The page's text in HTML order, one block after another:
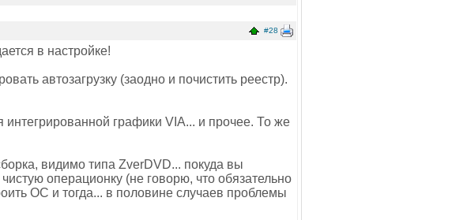
#28
в настройке!
автозагрузку (заодно и почистить реестр).
графики VIA... и прочее. То же
видимо типа ZverDVD... покуда вы
операционку (не говорю, что обязательно
ОС и тогда... в половине случаев проблемы